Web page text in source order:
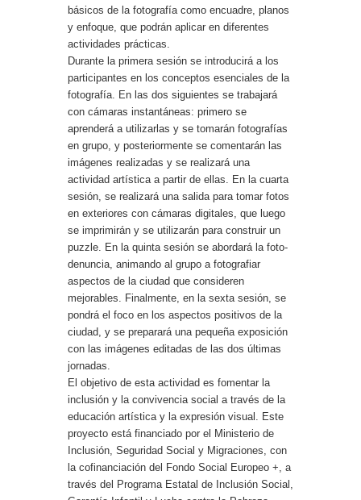
básicos de la fotografía como encuadre, planos
y enfoque, que podrán aplicar en diferentes
actividades prácticas.
Durante la primera sesión se introducirá a los
participantes en los conceptos esenciales de la
fotografía. En las dos siguientes se trabajará
con cámaras instantáneas: primero se
aprenderá a utilizarlas y se tomarán fotografías
en grupo, y posteriormente se comentarán las
imágenes realizadas y se realizará una
actividad artística a partir de ellas. En la cuarta
sesión, se realizará una salida para tomar fotos
en exteriores con cámaras digitales, que luego
se imprimirán y se utilizarán para construir un
puzzle. En la quinta sesión se abordará la foto-
denuncia, animando al grupo a fotografiar
aspectos de la ciudad que consideren
mejorables. Finalmente, en la sexta sesión, se
pondrá el foco en los aspectos positivos de la
ciudad, y se preparará una pequeña exposición
con las imágenes editadas de las dos últimas
jornadas.
El objetivo de esta actividad es fomentar la
inclusión y la convivencia social a través de la
educación artística y la expresión visual. Este
proyecto está financiado por el Ministerio de
Inclusión, Seguridad Social y Migraciones, con
la cofinanciación del Fondo Social Europeo +, a
través del Programa Estatal de Inclusión Social,